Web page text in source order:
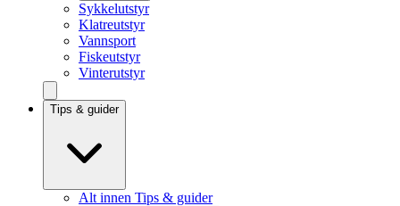
Sykkelutstyr
Klatreutstyr
Vannsport
Fiskeutstyr
Vinterutstyr
Tips & guider
Alt innen Tips & guider